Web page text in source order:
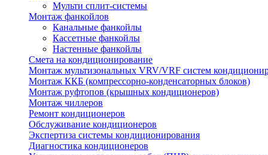
Мульти сплит-системы
Монтаж фанкойлов
Канальные фанкойлы
Кассетные фанкойлы
Настенные фанкойлы
Смета на кондиционирование
Монтаж мультизональных VRV/VRF систем
Монтаж ККБ (компрессорно-конденсаторных блоков)
Монтаж руфтопов (крышных кондиционеров)
Монтаж чиллеров
Ремонт кондиционеров
Обслуживание кондиционеров
Экспертиза системы кондиционирования
Диагностика кондиционеров